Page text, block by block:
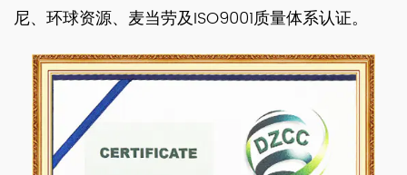
尼、环球资源、麦当劳及ISO9001质量体系认证。